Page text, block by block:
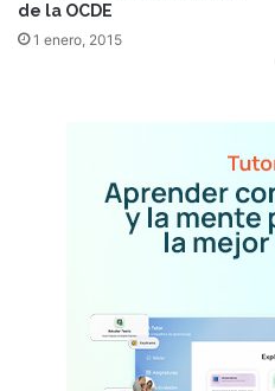
de la OCDE
1 enero, 2015